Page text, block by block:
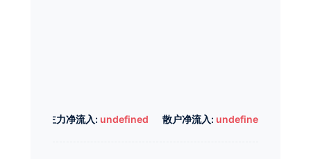
主力净流入: undefined 散户净流入: undefined